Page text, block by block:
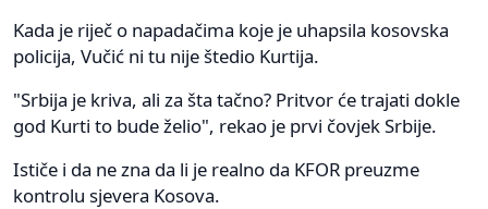
Kada je riječ o napadačima koje je uhapsila kosovska
policija, Vučić ni tu nije štedio Kurtija.
"Srbija je kriva, ali za šta tačno? Pritvor će trajati dokle
god Kurti to bude želio", rekao je prvi čovjek Srbije.
Ističe i da ne zna da li je realno da KFOR preuzme
kontrolu sjevera Kosova.